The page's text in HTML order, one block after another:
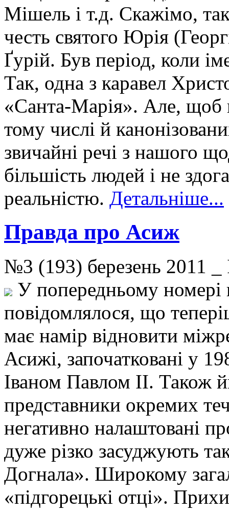
Мішель і т.д. Скажімо,
честь святого Юрія
Ґурій. Був період, коли
Так, одна з каравел
«Санта-Марія». Але, щоб
тому числі й
звичайні речі з нашого
більшість людей і не
реальністю. Детальніше...
Правда про Асиж
№3 (193) березень 2011
У попередньому номері
повідомлялося, що
має намір відновити
Асижі, започатковані у
Іваном Павлом ІІ. Також
представники окремих
негативно налаштовані
дуже різко засуджують
Догнала». Широкому
«підгорецькі отці».